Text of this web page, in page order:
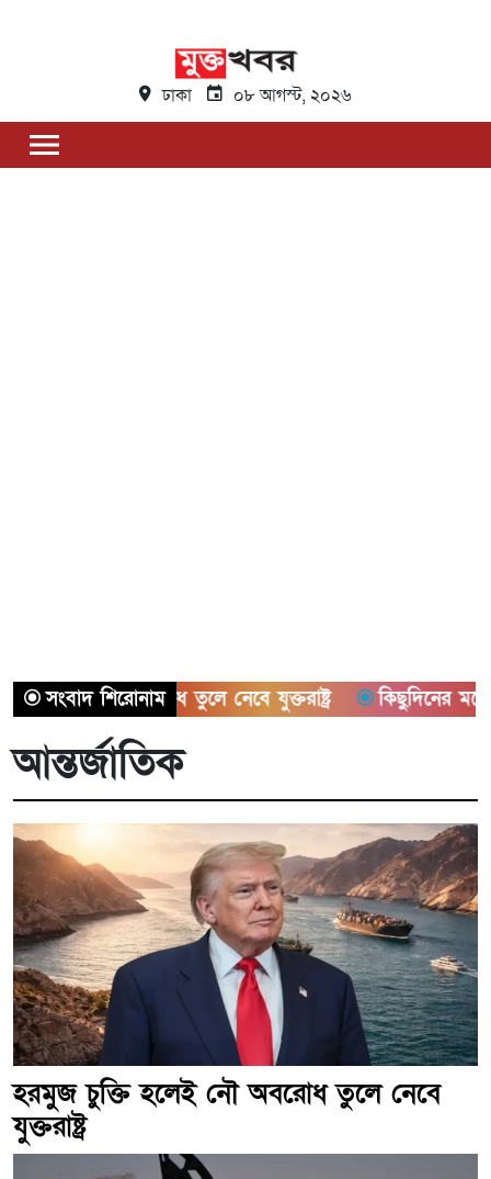
ঢাকা ০৮ আগস্ট, ২০২৬
সংবাদ শিরোনাম
অবরোধ তুলে নেবে যুক্তরাষ্ট্র কিছুদিনের মধ্যেই তিস্তা
আন্তর্জাতিক
হরমুজ চুক্তি হলেই নৌ অবরোধ তুলে নেবে
যুক্তরাষ্ট্র